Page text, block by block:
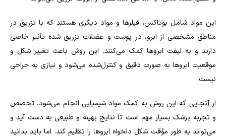
این مواد شامل بوتاکس، فیلرها و مواد دیگری هستند که با تزریق در
مناطق مشخصی از ابرو، در پوست و عضلات تزریق شده تأثیر خاصی
دارند و به لیفت ابروها کمک می‌کنند. این روش باعث تغییر شکل و
موقعیت ابروها به صورت دقیق و کنترل‌شده می‌شود و نیازی به جراحی
نیست.
از آنجایی که این روش به کمک مواد شیمیایی انجام می‌شود، تخصص
و تجربه پزشک بسیار مهم است تا نتایج بهینه و طبیعی به دست آید و
می‌تواند به طور مؤقت شکل دلخواه ابروها را تنظیم کند. اما باید بدانید